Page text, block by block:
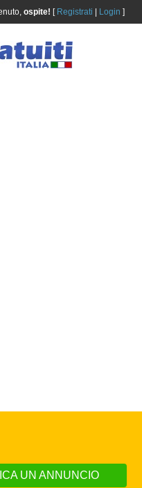
ospite! [ Registrati Login ]
UN ANNUNCIO